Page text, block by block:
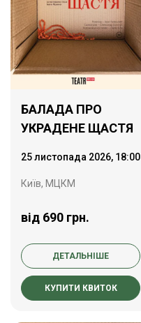
БАЛАДА ПРО
УКРАДЕНЕ ЩАСТЯ
25 листопада 2026, 18:00
Київ, МЦКМ
від 690 грн.
ДЕТАЛЬНІШЕ
КУПИТИ КВИТОК